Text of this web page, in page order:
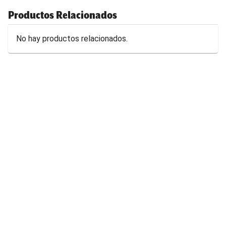
Productos Relacionados
No hay productos relacionados.